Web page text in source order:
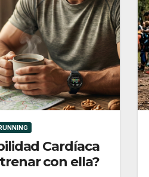
Cardíaca
con ella?